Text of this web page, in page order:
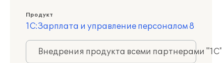
Продукт
1С:Зарплата и управление персоналом 8
Внедрения продукта всеми партнерами